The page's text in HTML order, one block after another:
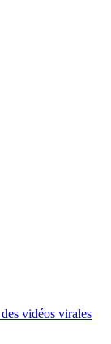
vidéos virales